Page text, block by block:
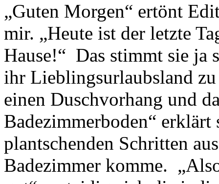
„Guten Morgen“ ertönt
mir. „Heute ist der letzte
Hause!“ Das stimmt sie ja
ihr Lieblingsurlaubsland
einen Duschvorhang und
Badezimmerboden“
plantschenden Schritten
Badezimmer komme.